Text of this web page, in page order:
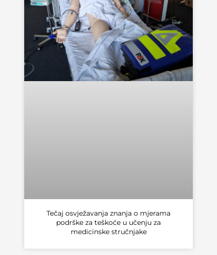
Tečaj osvježavanja znanja o mjerama
podrške za teškoće u učenju za
medicinske stručnjake